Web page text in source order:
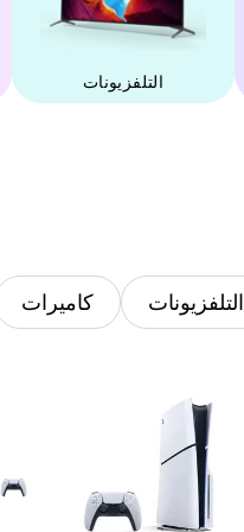
التلفزيونات
التلفزيونات كاميرات